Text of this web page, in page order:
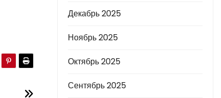
Декабрь 2025
Ноябрь 2025
Октябрь 2025
Сентябрь 2025